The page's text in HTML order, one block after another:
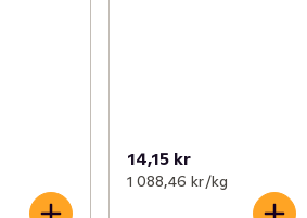
14,15 kr
1 088,46 kr /kg